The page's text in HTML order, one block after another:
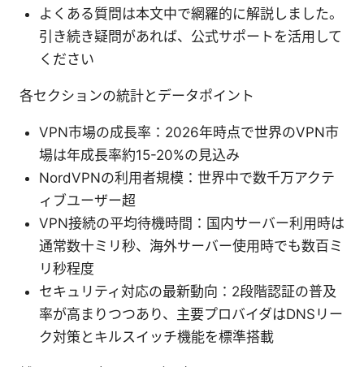
よくある質問は本文中で網羅的に解説しました。
引き続き疑問があれば、公式サポートを活用して
ください
各セクションの統計とデータポイント
VPN市場の成長率：2026年時点で世界のVPN市
場は年成長率約15-20%の見込み
NordVPNの利用者規模：世界中で数千万アクテ
ィブユーザー超
VPN接続の平均待機時間：国内サーバー利用時は
通常数十ミリ秒、海外サーバー使用時でも数百ミ
リ秒程度
セキュリティ対応の最新動向：2段階認証の普及
率が高まりつつあり、主要プロバイダはDNSリー
ク対策とキルスイッチ機能を標準搭載